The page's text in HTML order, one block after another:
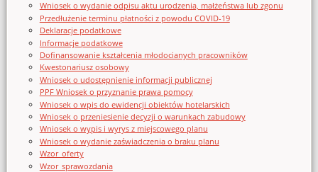
Wniosek o wydanie odpisu aktu urodzenia, małżeństwa lub zgonu
Przedłużenie terminu płatności z powodu COVID-19
Deklaracje podatkowe
Informacje podatkowe
Dofinansowanie kształcenia młodocianych pracowników
Kwestonariusz osobowy
Wniosek o udostępnienie informacji publicznej
PPF Wniosek o przyznanie prawa pomocy
Wniosek o wpis do ewidencji obiektów hotelarskich
Wniosek o przeniesienie decyzji o warunkach zabudowy
Wniosek o wypis i wyrys z miejscowego planu
Wniosek o wydanie zaświadczenia o braku planu
Wzor_oferty
Wzor_sprawozdania